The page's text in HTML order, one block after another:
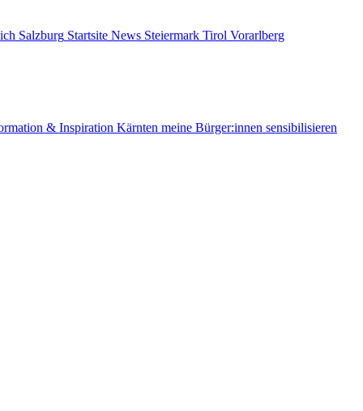
Salzburg Startsite News Steiermark Tirol Vorarlberg
& Inspiration Kärnten meine Bürger:innen sensibilisieren